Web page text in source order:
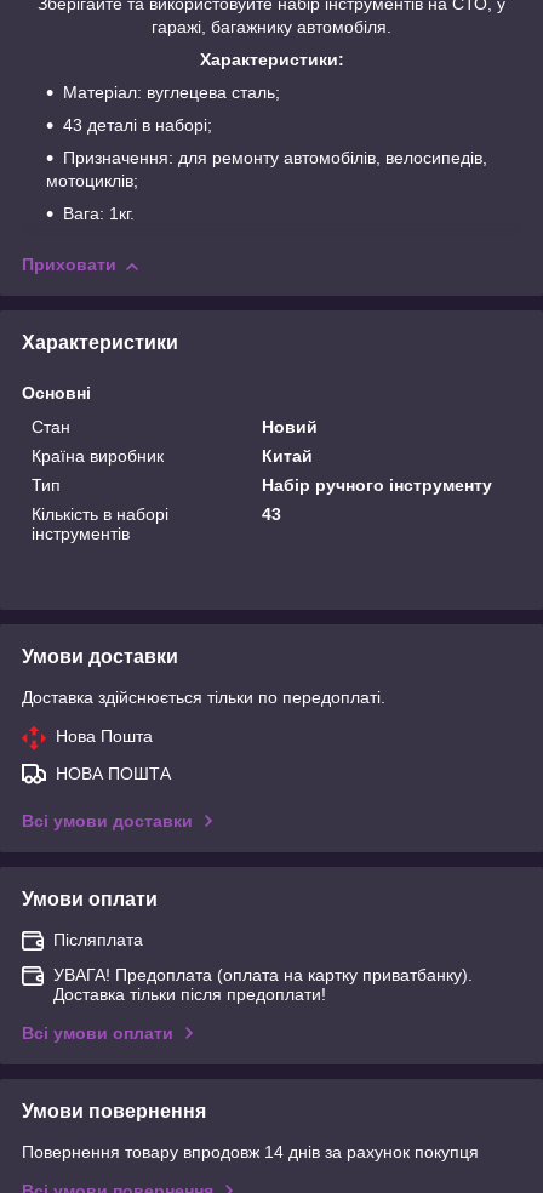
Зберігайте та використовуйте набір інструментів на СТО, у
гаражі, багажнику автомобіля.
Характеристики:
Матеріал: вуглецева сталь;
43 деталі в наборі;
Призначення: для ремонту автомобілів, велосипедів,
мотоциклів;
Вага: 1кг.
Приховати
Характеристики
Основні
Стан
Новий
Країна виробник
Китай
Тип
Набір ручного інструменту
Кількість в наборі
інструментів
43
Умови доставки
Доставка здійснюється тільки по передоплаті.
Нова Пошта
НОВА ПОШТА
Всі умови доставки
Умови оплати
Післяплата
УВАГА! Предоплата (оплата на картку приватбанку).
Доставка тільки після предоплати!
Всі умови оплати
Умови повернення
Повернення товару впродовж 14 днів за рахунок покупця